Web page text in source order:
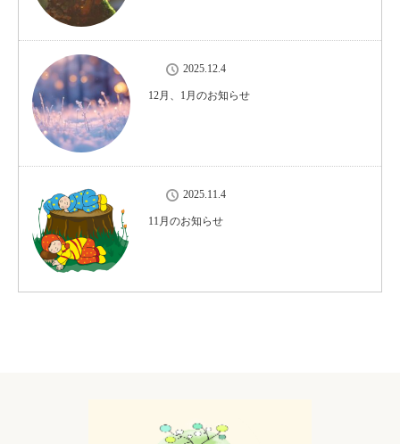
2025.12.4
12月、1月のお知らせ
2025.11.4
11月のお知らせ